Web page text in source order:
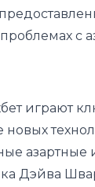
с
играют
Дэйва